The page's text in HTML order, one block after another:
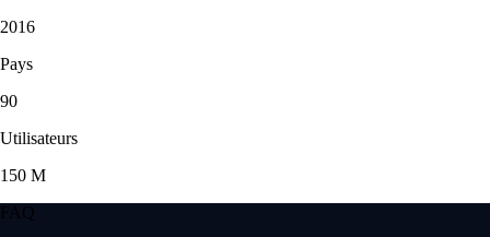
2016
Pays
90
Utilisateurs
150 M
FAQ